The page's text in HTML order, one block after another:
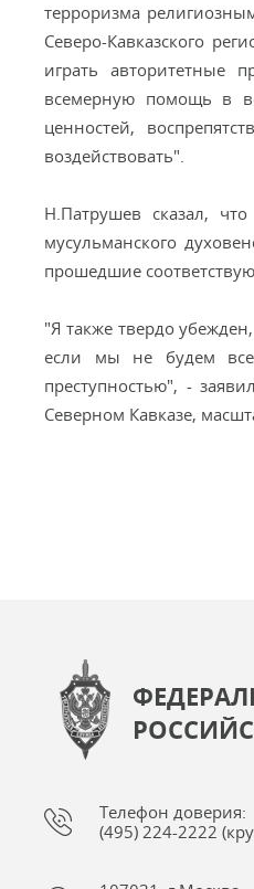
терроризма
Северо-Кавказского
играть авторитетные
всемерную помощь в
ценностей,
воздействовать".
Н.Патрушев сказал,
мусульманского
прошедшие
"Я также твердо
если мы не будем
преступностью", -
Северном Кавказе,
Телефон доверия:
(495) 224-2222